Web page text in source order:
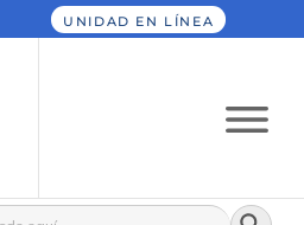
UNIDAD EN LÍNEA
Botón